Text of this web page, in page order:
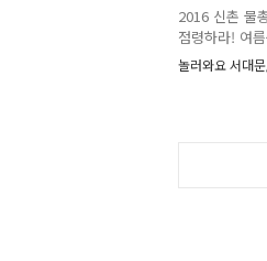
2016 신촌 물
점령하라! 여
10일 신촌 연
일정, 공연, 체
통 10:00 축
놀러와요 서대